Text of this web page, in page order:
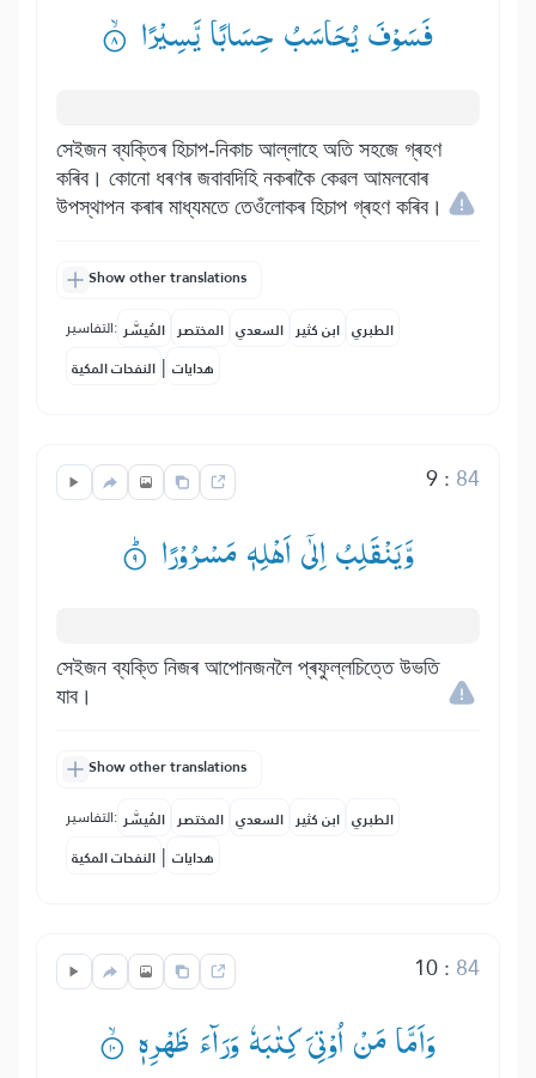
فَسَوْفَ یُحَاسَبُ حِسَابًا یَّسِیْرًا ۟ۙ
সেইজন ব্যক্তিৰ হিচাপ-নিকাচ আল্লাহে অতি সহজে গ্ৰহণ
কৰিব। কোনো ধৰণৰ জবাবদিহি নকৰাকৈ কেৱল আমলবোৰ
উপস্থাপন কৰাৰ মাধ্যমতে তেওঁলোকৰ হিচাপ গ্ৰহণ কৰিব।
Show other translations
التفاسير: المُيسَّر المختصر السعدي ابن كثير الطبري
النفحات المكية | هدايات
9: 84
وَّیَنْقَلِبُ اِلٰۤی اَهْلِهٖ مَسْرُوْرًا ۟ؕ
সেইজন ব্যক্তি নিজৰ আপোনজনলৈ প্ৰফুল্লচিত্তে উভতি
যাব।
Show other translations
التفاسير: المُيسَّر المختصر السعدي ابن كثير الطبري
النفحات المكية | هدايات
10: 84
وَاَمَّا مَنْ اُوْتِیَ كِتٰبَهٗ وَرَآءَ ظَهْرِهٖ ۟ۙ